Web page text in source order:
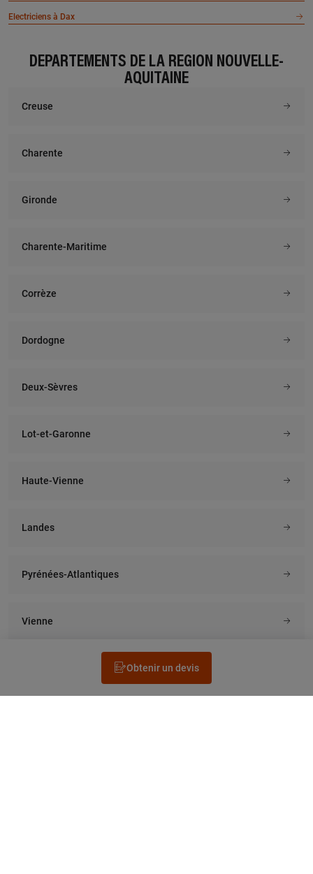
Obtenir un devis
Electriciens à Dax
DÉPARTEMENTS DE LA RÉGION NOUVELLE-
AQUITAINE
Creuse
Charente
Gironde
Charente-Maritime
Corrèze
Dordogne
Deux-Sèvres
Lot-et-Garonne
Haute-Vienne
Landes
Pyrénées-Atlantiques
Vienne